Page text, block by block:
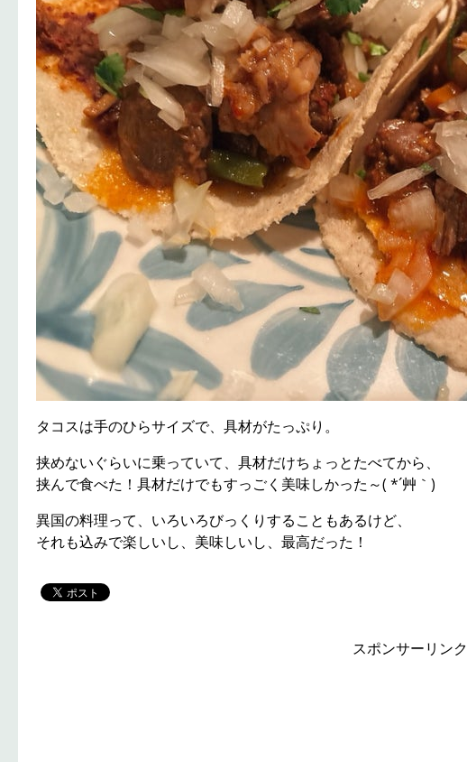
タコスは手のひらサイズで、具材がたっぷり。
挟めないぐらいに乗っていて、具材だけちょっとたべてから、
挟んで食べた！具材だけでもすっごく美味しかった～( *´艸｀)
異国の料理って、いろいろびっくりすることもあるけど、
それも込みで楽しいし、美味しいし、最高だった！
スポンサーリンク